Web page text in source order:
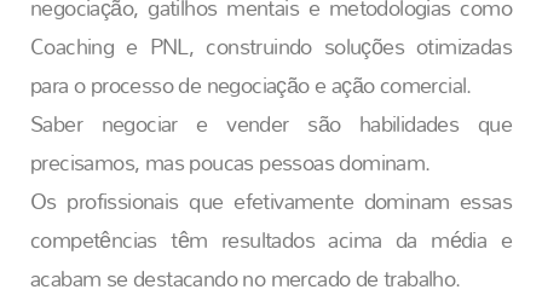
Coaching e PNL, construindo soluções otimizadas
para o processo de negociação e ação comercial.
Saber negociar e vender são habilidades que
precisamos, mas poucas pessoas dominam.
Os profissionais que efetivamente dominam essas
competências têm resultados acima da média e
acabam se destacando no mercado de trabalho.